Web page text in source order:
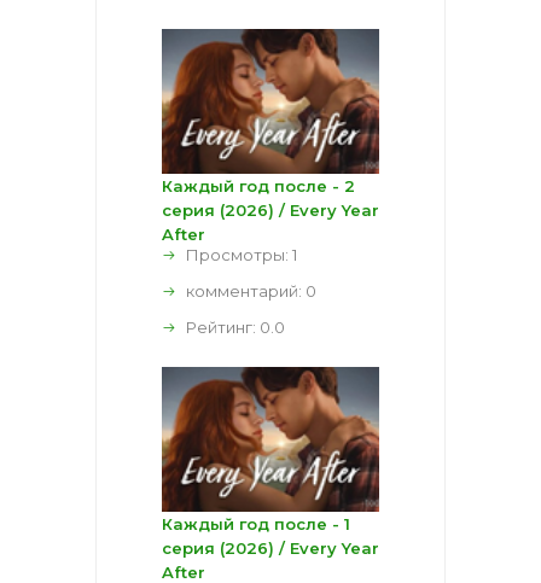
Каждый год после - 2
серия (2026) / Every Year
After
Просмотры: 1
комментарий: 0
Рейтинг: 0.0
Каждый год после - 1
серия (2026) / Every Year
After